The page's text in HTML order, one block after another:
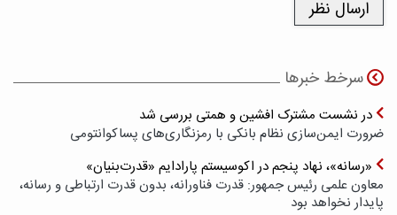
سرخط خبرها
در نشست مشترک افشین و همتی بررسی شد
ضرورت ایمن‌سازی نظام بانکی با رمزنگاری‌های پسا‌کوانتومی
«رسانه»، نهاد پنجم در اکوسیستم پارادایم «قدرت‌بنیان»
معاون علمی رئیس جمهور: قدرت فناورانه، بدون قدرت ارتباطی و رسانه،
پایدار نخواهد بود